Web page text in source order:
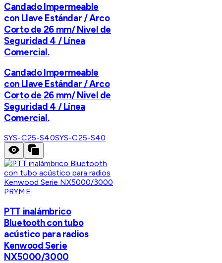
Candado Impermeable
con Llave Estándar / Arco
Corto de 26 mm/ Nivel de
Seguridad 4 / Línea
Comercial.
Candado Impermeable
con Llave Estándar / Arco
Corto de 26 mm/ Nivel de
Seguridad 4 / Línea
Comercial.
SYS-C25-S40SYS-C25-S40
PRYME
PTT inalámbrico
Bluetooth con tubo
acústico para radios
Kenwood Serie
NX5000/3000